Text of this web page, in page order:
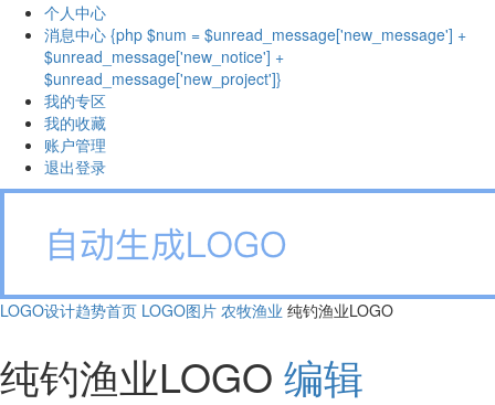
个人中心
消息中心 {php $num = $unread_message['new_message'] +
$unread_message['new_notice'] +
$unread_message['new_project']}
我的专区
我的收藏
账户管理
退出登录
LOGO设计趋势首页 LOGO图片 农牧渔业 纯钓渔业LOGO
纯钓渔业LOGO 编辑